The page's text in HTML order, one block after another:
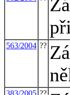
563/2004 ??
383/2005 ??